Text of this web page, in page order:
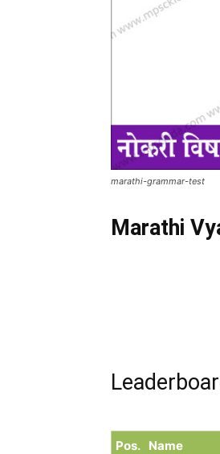
marathi-grammar-test
Marathi
Pos. Name